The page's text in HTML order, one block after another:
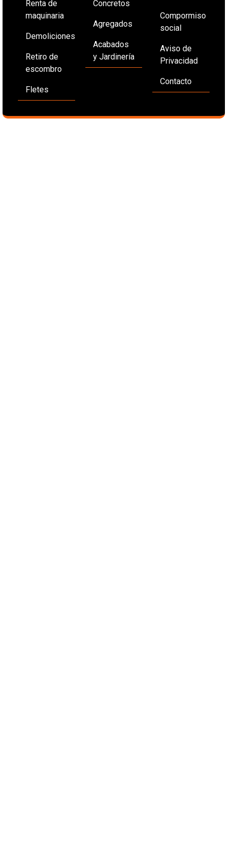
Renta de
maquinaria
Demoliciones
Retiro de
escombro
Fletes
Concretos
Agregados
Acabados
y Jardinería
Compormiso
social
Aviso de
Privacidad
Contacto